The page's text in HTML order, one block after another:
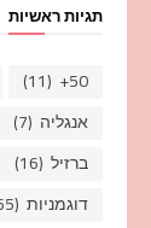
תגיות ראשיות
50+
(11)
אנגליה (7)
ברזיל (16)
דוגמניות (165)